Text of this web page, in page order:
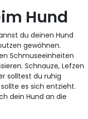
Hund
du deinen Hund
gewöhnen.
Schmuseeinheiten
Schnauze, Lefzen
solltest du ruhig
es sich entzieht.
dein Hund an die